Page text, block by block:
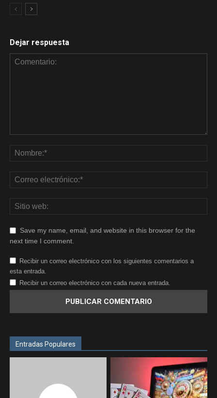
Dejar respuesta
Save my name, email, and website in this browser for the
next time I comment.
Recibir un correo electrónico con los siguientes comentarios a
esta entrada.
Recibir un correo electrónico con cada nueva entrada.
Entradas Populares